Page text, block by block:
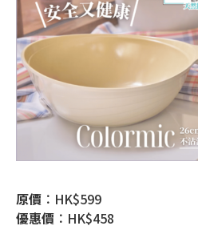
原價︰ HK$599
優惠價︰ HK$458